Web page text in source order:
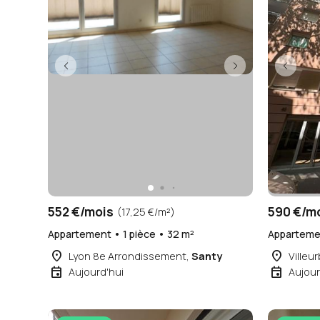
552 €/mois (17,25 €/m²)
Appartement • 1 pièce • 32 m²
place Lyon 8e Arrondissement,Santy
event Aujourd'hui
590 €/
place
event